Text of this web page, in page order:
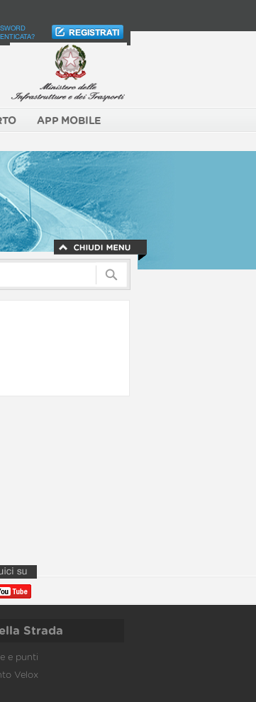
APP MOBILE
Strada
e punti
Velox